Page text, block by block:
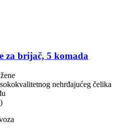
za brijač, 5 komada
nehrđajućeg čelika